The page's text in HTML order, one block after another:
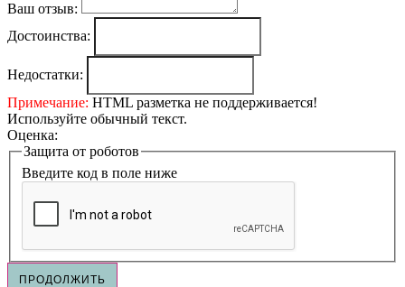
Ваш отзыв:
Достоинства:
Недостатки:
Примечание: HTML разметка не поддерживается!
Используйте обычный текст.
Оценка:
Защита от роботов
Введите код в поле ниже
ПРОДОЛЖИТЬ